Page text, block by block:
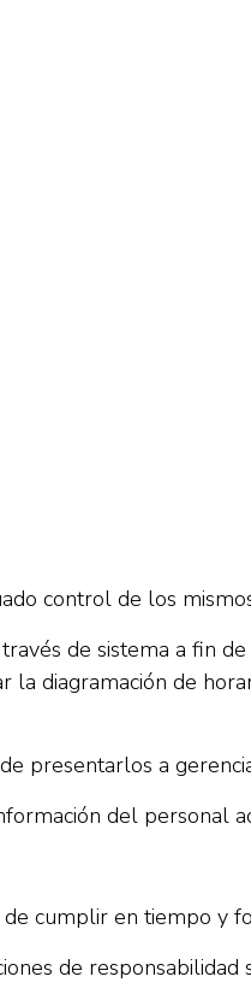
control de los
de sistema a fin
la diagramación de
presentarlos a
del personal
cumplir en tiempo y
de responsabilidad